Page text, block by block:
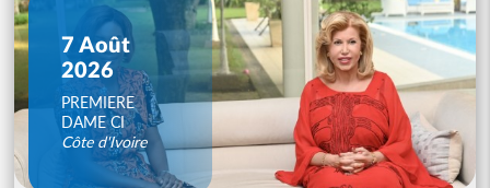
7 Août
2026
PREMIERE
DAME CI
Côte d'Ivoire